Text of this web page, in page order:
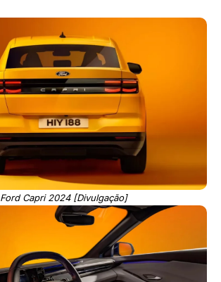
Ford Capri 2024 [Divulgação]